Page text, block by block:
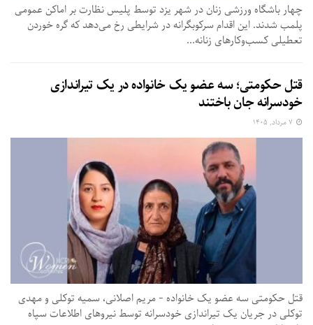
چهار باشگاه ورزشی زنان در شهر یزد توسط پلیس نظارت بر اماکن عمومی
پلمب شدند. این اقدام سرکوبگرانه در شرایطی رخ می‌دهد که گره خوردن
تعطیلی کسب‌وکارهای زنانه...
قتل حکومتی؛ سه عضو یک خانواده در یک تیراندازی
خودسرانه جان باختند
قتل حکومتی سه عضو یک خانواده - مریم اصلانی، سمیه توکلی و مهدی
توکلی در جریان یک تیراندازی خودسرانه توسط نیروهای اطلاعات سپاه